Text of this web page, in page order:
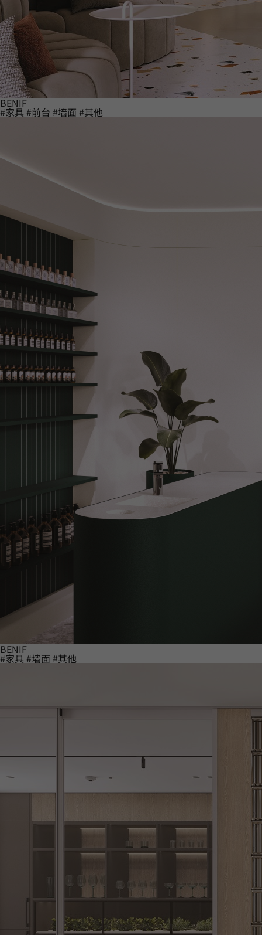
BENIF
#家具 #前台 #墙面 #其他
BENIF
#家具 #墙面 #其他